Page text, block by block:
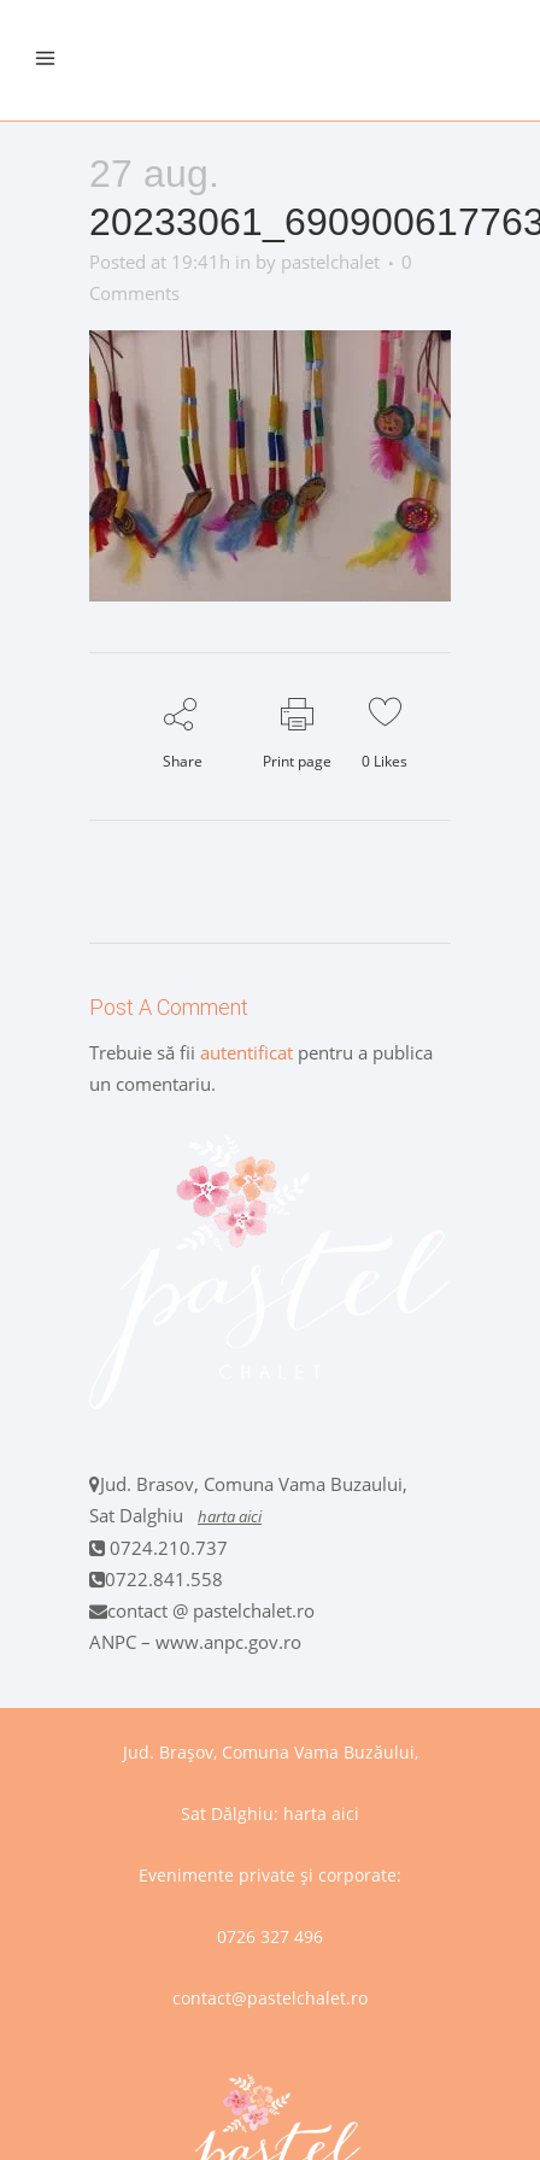
27 aug.
Posted at 19:41h in by pastelchalet
0
Comments
Share Print page 0 Likes
Post A Comment
Trebuie să fii autentificat pentru a publica
un comentariu.
Jud. Brasov, Comuna Vama Buzaului,
Sat Dalghiu
harta aici
0724.210.737
0722.841.558
contact @ pastelchalet.ro
ANPC – www.anpc.gov.ro
Jud. Brașov, Comuna Vama Buzăului,
Sat Dălghiu: harta aici
Evenimente private și corporate:
0726 327 496
contact@pastelchalet.ro